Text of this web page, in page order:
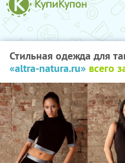
Стильная одежда для
«altra-natura.ru» всего